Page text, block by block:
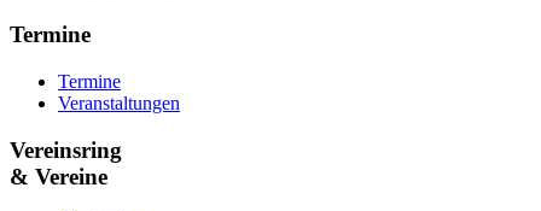
Termine
Termine
Veranstaltungen
Vereinsring
& Vereine